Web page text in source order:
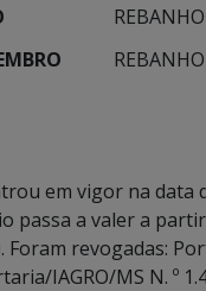
em vigor na data
passa a valer a
revogadas:
IAGRO/MS N. º